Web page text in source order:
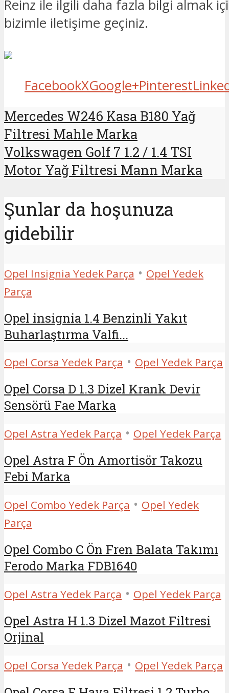
Reinz ile ilgili daha fazla bilgi almak
bizimle iletişime geçiniz.
FacebookXGoogle+Pinterest
Mercedes W246 Kasa B180 Yağ
Filtresi Mahle Marka
Volkswagen Golf 7 1.2 / 1.4 TSI
Motor Yağ Filtresi Mann Marka
Şunlar da hoşunuza
gidebilir
Opel Insignia Yedek Parça • Opel Yedek
Parça
Opel insignia 1.4 Benzinli Yakıt
Buharlaştırma Valfi...
Opel Corsa Yedek Parça • Opel Yedek Parça
Opel Corsa D 1.3 Dizel Krank Devir
Sensörü Fae Marka
Opel Astra Yedek Parça • Opel Yedek Parça
Opel Astra F Ön Amortisör Takozu
Febi Marka
Opel Combo Yedek Parça • Opel Yedek
Parça
Opel Combo C Ön Fren Balata Takımı
Ferodo Marka FDB1640
Opel Astra Yedek Parça • Opel Yedek Parça
Opel Astra H 1.3 Dizel Mazot Filtresi
Orjinal
Opel Corsa Yedek Parça • Opel Yedek Parça